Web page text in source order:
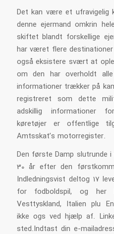
Det kan være et
denne ejermand omkrin
skiftet blandt forskellige
har været flere
også eksistere svært at
om den har overholdt
informationer trækker på
registreret som dette
adskillig informationer
køretøjer er offentlige
Amtsskat’s motorregister.
Den første Damp slutrunde i
30 år efter den
Indledningsvist deltog 17
for fodboldspil, og her
Vesttyskland, Italien plu
ikke ogs ved hjælp af.
sted.Indtast din e-